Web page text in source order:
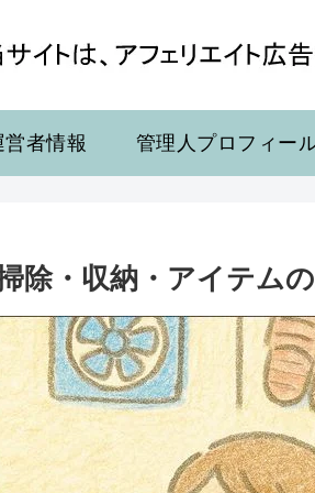
営者情報 管理人プロフィー
除・収納・アイテム